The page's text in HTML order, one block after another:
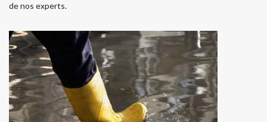
de nos experts.